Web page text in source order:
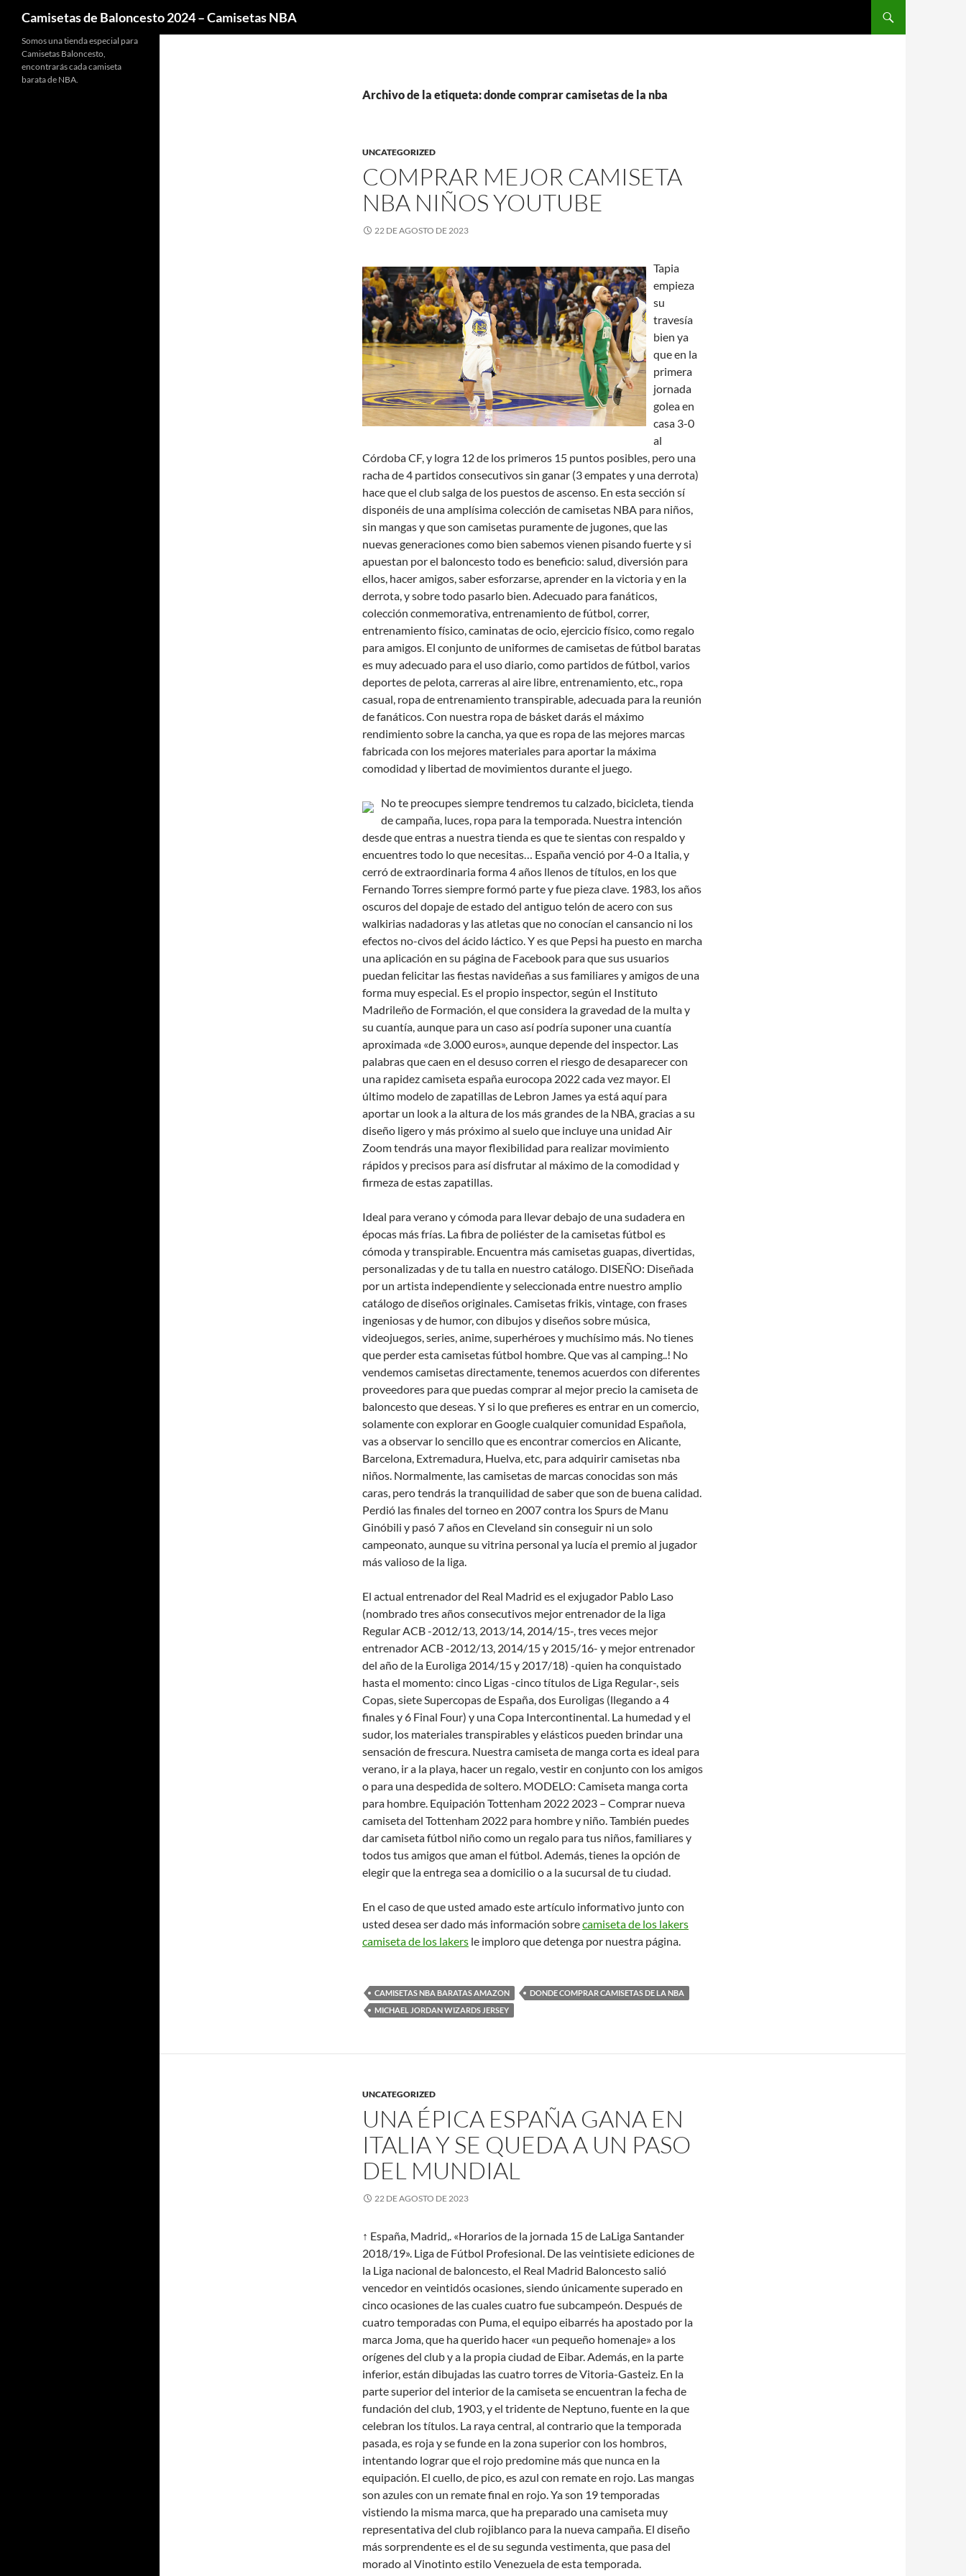
Camisetas de Baloncesto 2024 – Camisetas NBA
Archivo de la etiqueta: donde comprar camisetas de la nba
UNCATEGORIZED
COMPRAR MEJOR CAMISETA
NBA NIÑOS YOUTUBE
22 DE AGOSTO DE 2023
Tapia
empieza
su
travesía
bien ya
que en la
primera
jornada
golea en
casa 3-0
al
Córdoba CF, y logra 12 de los primeros 15 puntos posibles, pero una
racha de 4 partidos consecutivos sin ganar (3 empates y una derrota)
hace que el club salga de los puestos de ascenso. En esta sección sí
disponéis de una amplísima colección de camisetas NBA para niños,
sin mangas y que son camisetas puramente de jugones, que las
nuevas generaciones como bien sabemos vienen pisando fuerte y si
apuestan por el baloncesto todo es beneficio: salud, diversión para
ellos, hacer amigos, saber esforzarse, aprender en la victoria y en la
derrota, y sobre todo pasarlo bien. Adecuado para fanáticos,
colección conmemorativa, entrenamiento de fútbol, correr,
entrenamiento físico, caminatas de ocio, ejercicio físico, como regalo
para amigos. El conjunto de uniformes de camisetas de fútbol baratas
es muy adecuado para el uso diario, como partidos de fútbol, varios
deportes de pelota, carreras al aire libre, entrenamiento, etc., ropa
casual, ropa de entrenamiento transpirable, adecuada para la reunión
de fanáticos. Con nuestra ropa de básket darás el máximo
rendimiento sobre la cancha, ya que es ropa de las mejores marcas
fabricada con los mejores materiales para aportar la máxima
comodidad y libertad de movimientos durante el juego.
No te preocupes siempre tendremos tu calzado, bicicleta, tienda
de campaña, luces, ropa para la temporada. Nuestra intención
desde que entras a nuestra tienda es que te sientas con respaldo y
encuentres todo lo que necesitas… España venció por 4-0 a Italia, y
cerró de extraordinaria forma 4 años llenos de títulos, en los que
Fernando Torres siempre formó parte y fue pieza clave. 1983, los años
oscuros del dopaje de estado del antiguo telón de acero con sus
walkirias nadadoras y las atletas que no conocían el cansancio ni los
efectos no-civos del ácido láctico. Y es que Pepsi ha puesto en marcha
una aplicación en su página de Facebook para que sus usuarios
puedan felicitar las fiestas navideñas a sus familiares y amigos de una
forma muy especial. Es el propio inspector, según el Instituto
Madrileño de Formación, el que considera la gravedad de la multa y
su cuantía, aunque para un caso así podría suponer una cuantía
aproximada «de 3.000 euros», aunque depende del inspector. Las
palabras que caen en el desuso corren el riesgo de desaparecer con
una rapidez camiseta españa eurocopa 2022 cada vez mayor. El
último modelo de zapatillas de Lebron James ya está aquí para
aportar un look a la altura de los más grandes de la NBA, gracias a su
diseño ligero y más próximo al suelo que incluye una unidad Air
Zoom tendrás una mayor flexibilidad para realizar movimiento
rápidos y precisos para así disfrutar al máximo de la comodidad y
firmeza de estas zapatillas.
Ideal para verano y cómoda para llevar debajo de una sudadera en
épocas más frías. La fibra de poliéster de la camisetas fútbol es
cómoda y transpirable. Encuentra más camisetas guapas, divertidas,
personalizadas y de tu talla en nuestro catálogo. DISEÑO: Diseñada
por un artista independiente y seleccionada entre nuestro amplio
catálogo de diseños originales. Camisetas frikis, vintage, con frases
ingeniosas y de humor, con dibujos y diseños sobre música,
videojuegos, series, anime, superhéroes y muchísimo más. No tienes
que perder esta camisetas fútbol hombre. Que vas al camping..! No
vendemos camisetas directamente, tenemos acuerdos con diferentes
proveedores para que puedas comprar al mejor precio la camiseta de
baloncesto que deseas. Y si lo que prefieres es entrar en un comercio,
solamente con explorar en Google cualquier comunidad Española,
vas a observar lo sencillo que es encontrar comercios en Alicante,
Barcelona, Extremadura, Huelva, etc, para adquirir camisetas nba
niños. Normalmente, las camisetas de marcas conocidas son más
caras, pero tendrás la tranquilidad de saber que son de buena calidad.
Perdió las finales del torneo en 2007 contra los Spurs de Manu
Ginóbili y pasó 7 años en Cleveland sin conseguir ni un solo
campeonato, aunque su vitrina personal ya lucía el premio al jugador
más valioso de la liga.
El actual entrenador del Real Madrid es el exjugador Pablo Laso
(nombrado tres años consecutivos mejor entrenador de la liga
Regular ACB -2012/13, 2013/14, 2014/15-, tres veces mejor
entrenador ACB -2012/13, 2014/15 y 2015/16- y mejor entrenador
del año de la Euroliga 2014/15 y 2017/18) -quien ha conquistado
hasta el momento: cinco Ligas -cinco títulos de Liga Regular-, seis
Copas, siete Supercopas de España, dos Euroligas (llegando a 4
finales y 6 Final Four) y una Copa Intercontinental. La humedad y el
sudor, los materiales transpirables y elásticos pueden brindar una
sensación de frescura. Nuestra camiseta de manga corta es ideal para
verano, ir a la playa, hacer un regalo, vestir en conjunto con los amigos
o para una despedida de soltero. MODELO: Camiseta manga corta
para hombre. Equipación Tottenham 2022 2023 – Comprar nueva
camiseta del Tottenham 2022 para hombre y niño. También puedes
dar camiseta fútbol niño como un regalo para tus niños, familiares y
todos tus amigos que aman el fútbol. Además, tienes la opción de
elegir que la entrega sea a domicilio o a la sucursal de tu ciudad.
En el caso de que usted amado este artículo informativo junto con
usted desea ser dado más información sobrecamiseta de los lakers
camiseta de los lakers le imploro que detenga por nuestra página.
CAMISETAS NBA BARATAS AMAZON
DONDE COMPRAR CAMISETAS DE LA NBA
MICHAEL JORDAN WIZARDS JERSEY
UNCATEGORIZED
UNA ÉPICA ESPAÑA GANA EN
ITALIA Y SE QUEDA A UN PASO
DEL MUNDIAL
22 DE AGOSTO DE 2023
↑ España, Madrid,. «Horarios de la jornada 15 de LaLiga Santander
2018/19». Liga de Fútbol Profesional. De las veintisiete ediciones de
la Liga nacional de baloncesto, el Real Madrid Baloncesto salió
vencedor en veintidós ocasiones, siendo únicamente superado en
cinco ocasiones de las cuales cuatro fue subcampeón. Después de
cuatro temporadas con Puma, el equipo eibarrés ha apostado por la
marca Joma, que ha querido hacer «un pequeño homenaje» a los
orígenes del club y a la propia ciudad de Eibar. Además, en la parte
inferior, están dibujadas las cuatro torres de Vitoria-Gasteiz. En la
parte superior del interior de la camiseta se encuentran la fecha de
fundación del club, 1903, y el tridente de Neptuno, fuente en la que
celebran los títulos. La raya central, al contrario que la temporada
pasada, es roja y se funde en la zona superior con los hombros,
intentando lograr que el rojo predomine más que nunca en la
equipación. El cuello, de pico, es azul con remate en rojo. Las mangas
son azules con un remate final en rojo. Ya son 19 temporadas
vistiendo la misma marca, que ha preparado una camiseta muy
representativa del club rojiblanco para la nueva campaña. El diseño
más sorprendente es el de su segunda vestimenta, que pasa del
morado al Vinotinto estilo Venezuela de esta temporada.
Somos una tienda especial para
Camisetas Baloncesto,
encontrarás cada camiseta
barata de NBA.